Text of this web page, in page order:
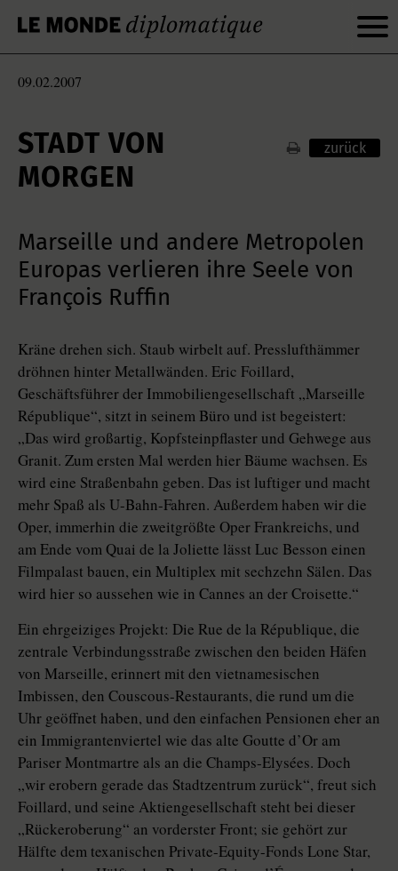
09.02.2007
STADT VON
MORGEN
zurück
Marseille und andere Metropolen
Europas verlieren ihre Seele von
François Ruffin
Kräne drehen sich. Staub wirbelt auf. Presslufthämmer
dröhnen hinter Metallwänden. Eric Foillard,
Geschäftsführer der Immobiliengesellschaft „Marseille
République“, sitzt in seinem Büro und ist begeistert:
„Das wird großartig, Kopfsteinpflaster und Gehwege aus
Granit. Zum ersten Mal werden hier Bäume wachsen. Es
wird eine Straßenbahn geben. Das ist luftiger und macht
mehr Spaß als U-Bahn-Fahren. Außerdem haben wir die
Oper, immerhin die zweitgrößte Oper Frankreichs, und
am Ende vom Quai de la Joliette lässt Luc Besson einen
Filmpalast bauen, ein Multiplex mit sechzehn Sälen. Das
wird hier so aussehen wie in Cannes an der Croisette.“
Ein ehrgeiziges Projekt: Die Rue de la République, die
zentrale Verbindungsstraße zwischen den beiden Häfen
von Marseille, erinnert mit den vietnamesischen
Imbissen, den Couscous-Restaurants, die rund um die
Uhr geöffnet haben, und den einfachen Pensionen eher an
ein Immigrantenviertel wie das alte Goutte d’Or am
Pariser Montmartre als an die Champs-Elysées. Doch
„wir erobern gerade das Stadtzentrum zurück“, freut sich
Foillard, und seine Aktiengesellschaft steht bei dieser
„Rückeroberung“ an vorderster Front; sie gehört zur
Hälfte dem texanischen Private-Equity-Fonds Lone Star,